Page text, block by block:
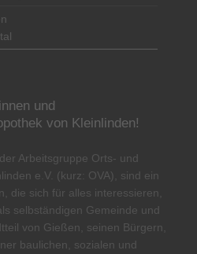
und
von Kleinlinden!
Arbeitsgruppe Orts- und
e.V. (kurz: OVA), sind ein
die sich für alles interessieren,
selbständigen Gemeinde und
von Gießen, seinen Bürgern,
baulichen, sozialen und